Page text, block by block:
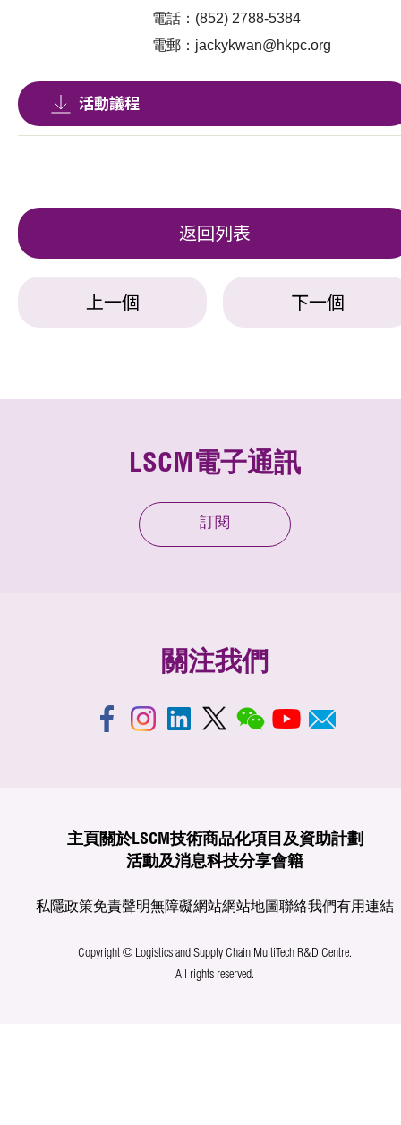
電話：(852) 2788-5384
電郵： jackykwan@hkpc.org
活動議程
返回列表
上一個 下一個
LSCM電子通訊
訂閱
關注我們
主頁 關於LSCM技術商品化項目及資助計劃
活動及消息科技分享會籍
私隱政策免責聲明無障礙網站網站地圖聯絡我們有用連結
Copyright © Logistics and Supply Chain MultiTech R&D Centre.
All rights reserved.